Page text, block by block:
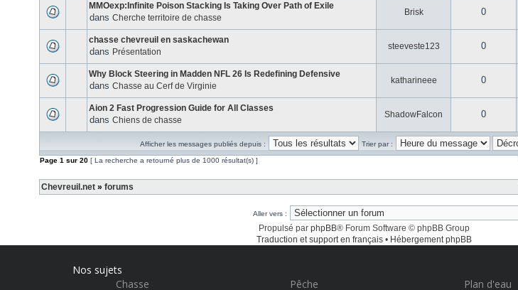
MMOexp:Infinite Poison Stacking Is Taking Over Path of Exile
dans Cherche territoire de chasse
Brisk 0
chasse chevreuil en saskachewan
dans Présentation
steeveste123 0
Why Block Steering in Madden NFL 26 Is Redefining Defensive
dans Chasse au Cerf de Virginie
katharineee 0
Aion 2 Fast Progression Guide for All Classes
dans Chiens de chasse
ShadowFalcon 0
Afficher les messages publiés depuis : Trier par :
Page 1 sur 20 [ La recherche a retourné plus de 1000 résultat(s) ]
Chevreuil.net » forums
Aller vers :
Propulsé par phpBB® Forum Software © phpBB Group
Traduction et support en français• Hébergement phpBB
Nos sujets
Chasse
Pêche Plan d'eau